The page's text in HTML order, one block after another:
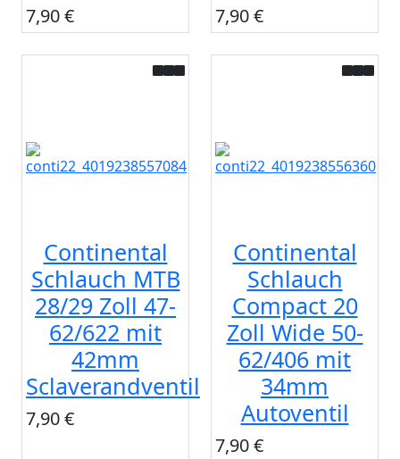
7,90 € 7,90 €
Continental
Schlauch MTB
28/29 Zoll 47-
62/622 mit
42mm
Sclaverandventil
7,90 €
Continental
Schlauch
Compact 20
Zoll Wide 50-
62/406 mit
34mm
Autoventil
7,90 €